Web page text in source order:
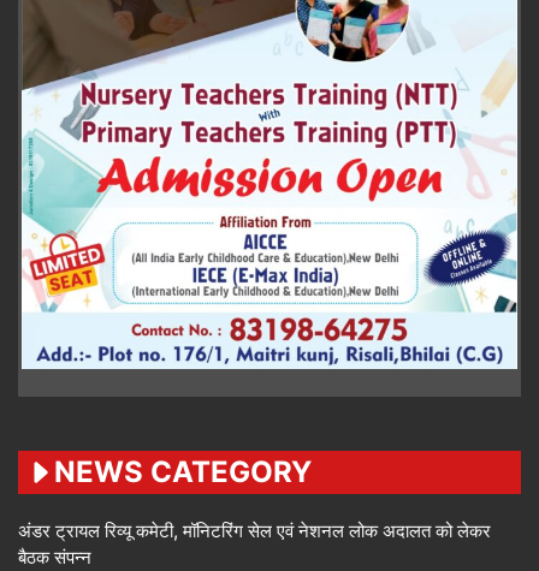
NEWS CATEGORY
अंडर ट्रायल रिव्यू कमेटी, मॉनिटरिंग सेल एवं नेशनल लोक अदालत को लेकर
बैठक संपन्न